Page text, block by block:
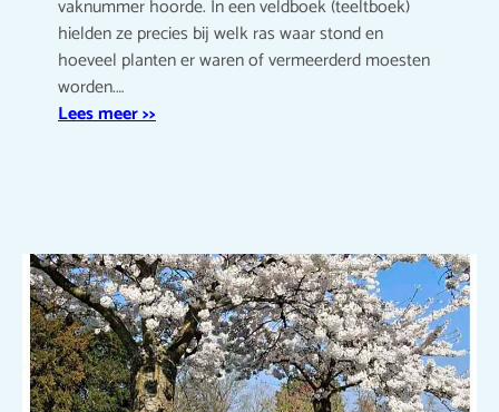
vaknummer hoorde. In een veldboek (teeltboek)
hielden ze precies bij welk ras waar stond en
hoeveel planten er waren of vermeerderd moesten
worden.…
Lees meer >>